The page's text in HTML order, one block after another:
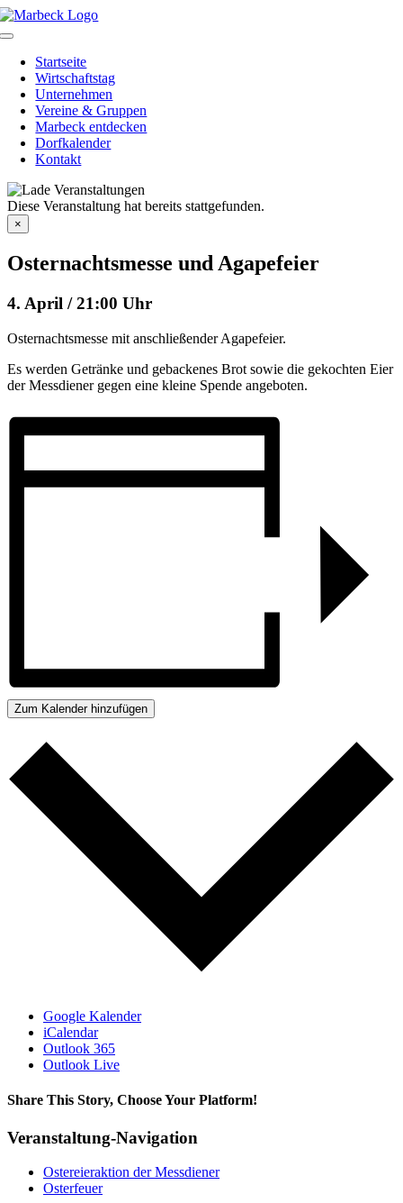
Skip
to
Toggle
NavigationStartseite
Wirtschaftstag
Unternehmen
Vereine & Gruppen
Marbeck entdecken
Dorfkalender
Kontakt
Diese Veranstaltung hat bereits stattgefunden.
×
Osternachtsmesse und Agapefeier
4. April / 21:00 Uhr
Osternachtsmesse mit anschließender Agapefeier.
Es werden Getränke und gebackenes Brot sowie die gekochten Eier
der Messdiener gegen eine kleine Spende angeboten.
Zum Kalender hinzufügen
Google Kalender
iCalendar
Outlook 365
Outlook Live
Share This Story, Choose Your Platform!
Facebook
X
Bluesky
Reddit
LinkedIn
WhatsApp
Telegram
Tumblr
Xing
Email
Copy
Veranstaltung-Navigation
Ostereieraktion der Messdiener
Osterfeuer